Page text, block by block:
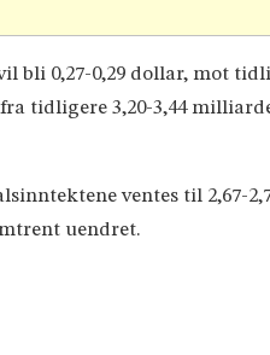
0,27-0,29 dollar, mot
tidligere 3,20-3,44
ventes til 2,67-
uendret.